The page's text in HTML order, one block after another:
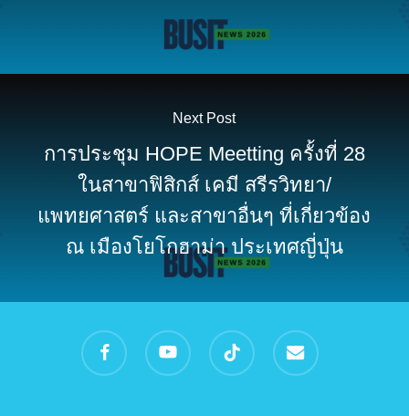
Next Post
การประชุม HOPE Meetting ครั้งที่ 28
ในสาขาฟิสิกส์ เคมี สรีรวิทยา/
แพทยศาสตร์ และสาขาอื่นๆ ที่เกี่ยวข้อง
ณ เมืองโยโกฮาม่า ประเทศญี่ปุ่น
facebook youtube tiktok email